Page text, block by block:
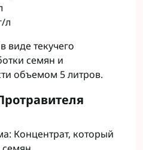
л
виде текучего
семян и
объемом 5 литров.
Концентрат, который